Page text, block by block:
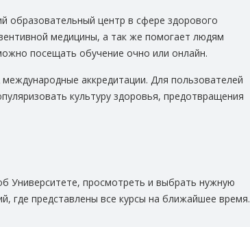
образовательный центр в сфере здорового
медицины, а так же помогает людям
посещать обучение очно или онлайн.
аккредитации. Для пользователей
культуру здоровья, предотвращения
Университете, просмотреть и выбрать нужную
где представлены все курсы на ближайшее время.